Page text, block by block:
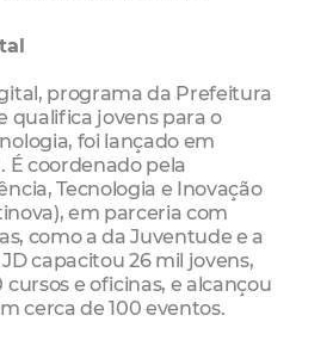
programa da Prefeitura
qualifica jovens para o
foi lançado em
É coordenado pela
Tecnologia e Inovação
em parceria com
como a da Juventude e a
capacitou 26 mil jovens,
e oficinas, e alcançou
cerca de 100 eventos.